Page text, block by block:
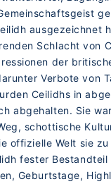
ausgezeichnet
Schlacht von
der
Verbote von
Ceilidhs in
abgehalten. Sie
schottische
offizielle Welt sie
fester
Geburtstage,